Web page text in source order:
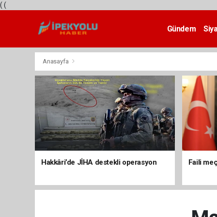
( (
Gündem
Anasayfa
Hakkâri’de JİHA destekli operasyon Faili